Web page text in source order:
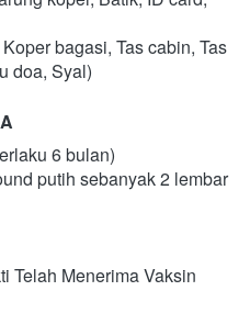
doa, Syal)
6 bulan)
putih sebanyak 2 lembar
Telah Menerima Vaksin